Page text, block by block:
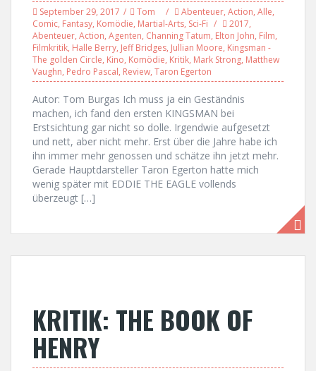
September 29, 2017 Tom Abenteuer, Action, Alle,
Comic, Fantasy, Komödie, Martial-Arts, Sci-Fi 2017,
Abenteuer, Action, Agenten, Channing Tatum, Elton John, Film,
Filmkritik, Halle Berry, Jeff Bridges, Jullian Moore, Kingsman -
The golden Circle, Kino, Komödie, Kritik, Mark Strong, Matthew
Vaughn, Pedro Pascal, Review, Taron Egerton
Autor: Tom Burgas Ich muss ja ein Geständnis
machen, ich fand den ersten KINGSMAN bei
Erstsichtung gar nicht so dolle. Irgendwie aufgesetzt
und nett, aber nicht mehr. Erst über die Jahre habe ich
ihn immer mehr genossen und schätze ihn jetzt mehr.
Gerade Hauptdarsteller Taron Egerton hatte mich
wenig später mit EDDIE THE EAGLE vollends
überzeugt […]
KRITIK: THE BOOK OF
HENRY